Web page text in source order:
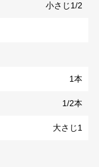
小さじ1/2
1本
1/2本
大さじ1